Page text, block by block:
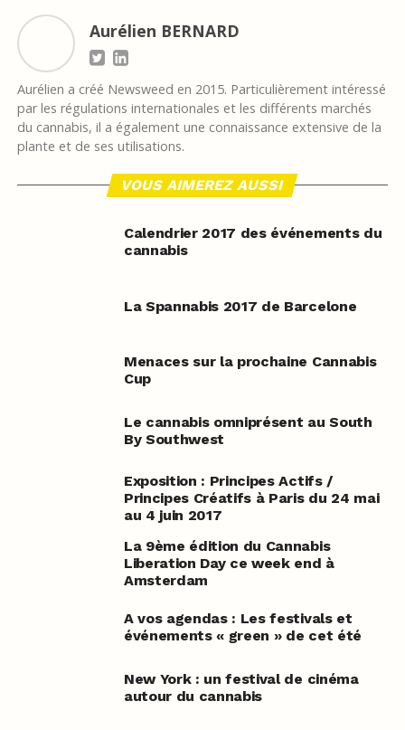
Aurélien BERNARD
Aurélien a créé Newsweed en 2015. Particulièrement intéressé
par les régulations internationales et les différents marchés
du cannabis, il a également une connaissance extensive de la
plante et de ses utilisations.
VOUS AIMEREZ AUSSI
Calendrier 2017 des événements du
cannabis
La Spannabis 2017 de Barcelone
Menaces sur la prochaine Cannabis
Cup
Le cannabis omniprésent au South
By Southwest
Exposition : Principes Actifs /
Principes Créatifs à Paris du 24 mai
au 4 juin 2017
La 9ème édition du Cannabis
Liberation Day ce week end à
Amsterdam
A vos agendas : Les festivals et
événements « green » de cet été
New York : un festival de cinéma
autour du cannabis